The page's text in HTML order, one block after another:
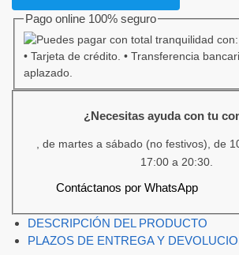
Pago online 100% seguro
¿Necesitas ayuda con tu
, de martes a sábado (no festivos), de
17:00 a 20:30.
Contáctanos por WhatsApp
DESCRIPCIÓN DEL PRODUCTO
PLAZOS DE ENTREGA Y